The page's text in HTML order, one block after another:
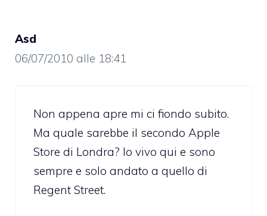
Asd
06/07/2010 alle 18:41
Non appena apre mi ci fiondo subito.
Ma quale sarebbe il secondo Apple
Store di Londra? Io vivo qui e sono
sempre e solo andato a quello di
Regent Street.